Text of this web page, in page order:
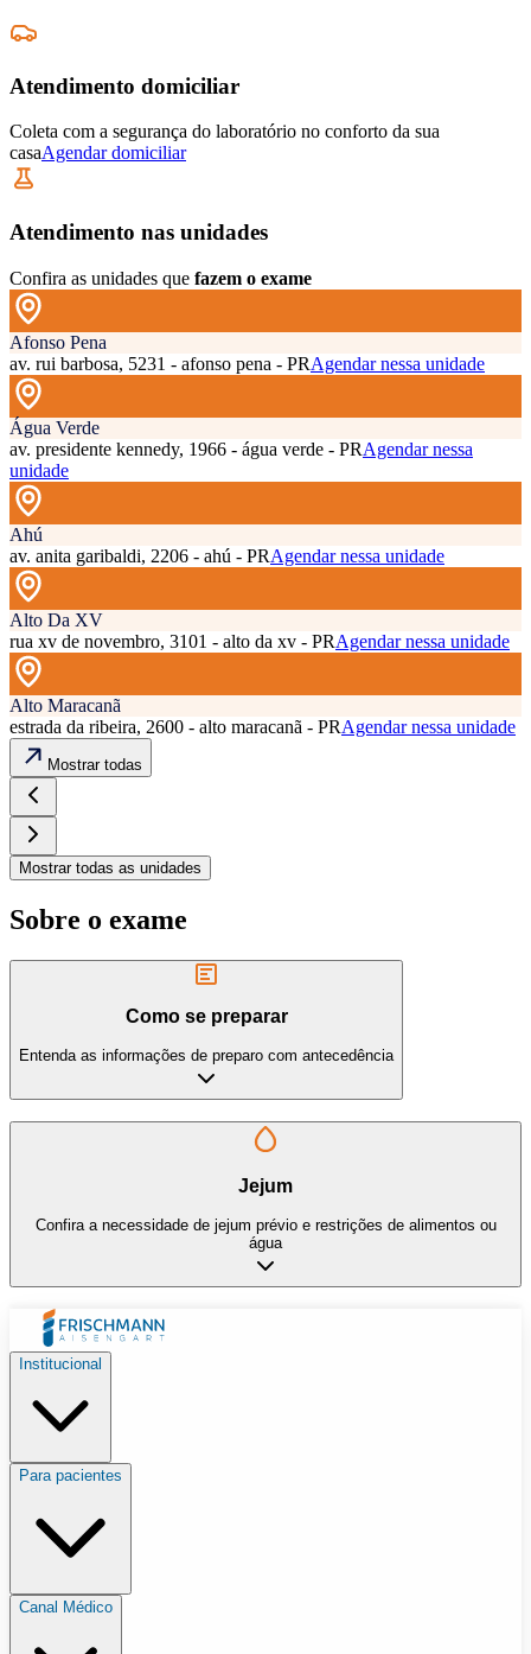
Atendimento domiciliar
Coleta com a segurança do laboratório no conforto da sua
casaAgendar domiciliar
Atendimento nas unidades
Confira as unidades que fazem o exame
Afonso Pena
av. rui barbosa, 5231 - afonso pena - PRAgendar nessa unidade
Água Verde
av. presidente kennedy, 1966 - água verde - PRAgendar nessa
unidade
Ahú
av. anita garibaldi, 2206 - ahú - PRAgendar nessa unidade
Alto Da XV
rua xv de novembro, 3101 - alto da xv - PRAgendar nessa unidade
Alto Maracanã
estrada da ribeira, 2600 - alto maracanã - PRAgendar nessa unidade
Mostrar todas
Mostrar todas as unidades
Sobre o exame
Como se preparar
Entenda as informações de preparo com antecedência
Jejum
Confira a necessidade de jejum prévio e restrições de alimentos ou
água
Institucional
Para pacientes
Canal Médico